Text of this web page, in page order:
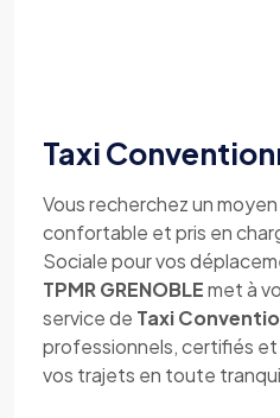
Taxi
Vous recherchez un
confortable et pris en
Sociale pour vos
TPMR GRENOBLEmet à
service de Taxi
professionnels, certifiés
vos trajets en toute